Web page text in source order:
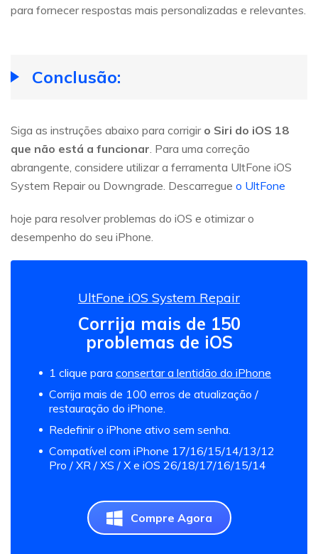
para fornecer respostas mais personalizadas e relevantes.
Conclusão:
Siga as instruções abaixo para corrigir o Siri do iOS 18
que não está a funcionar. Para uma correção
abrangente, considere utilizar a ferramenta UltFone iOS
System Repair ou Downgrade. Descarregue o UltFone
hoje para resolver problemas do iOS e otimizar o
desempenho do seu iPhone.
UltFone iOS System Repair
Corrija mais de 150
problemas de iOS
1 clique para consertar a lentidão do iPhone
Corrija mais de 100 erros de atualização /
restauração do iPhone.
Redefinir o iPhone ativo sem senha.
Compatível com iPhone 17/16/15/14/13/12
Pro / XR / XS / X e iOS 26/18/17/16/15/14
Compre Agora